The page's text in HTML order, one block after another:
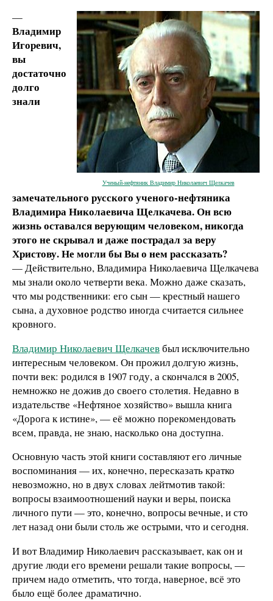
Ученый-нефтяник Владимир Николаевич Щелкачев
—
Владимир
Игоревич,
вы
достаточно
долго
знали
замечательного русского ученого-нефтяника
Владимира Николаевича Щелкачева. Он всю
жизнь оставался верующим человеком, никогда
этого не скрывал и даже пострадал за веру
Христову. Не могли бы Вы о нем рассказать?
— Действительно, Владимира Николаевича Щелкачева
мы знали около четверти века. Можно даже сказать,
что мы родственники: его сын — крестный нашего
сына, а духовное родство иногда считается сильнее
кровного.
Владимир Николаевич Щелкачевбыл исключительно
интересным человеком. Он прожил долгую жизнь,
почти век: родился в 1907 году, а скончался в 2005,
немножко не дожив до своего столетия. Недавно в
издательстве «Нефтяное хозяйство» вышла книга
«Дорога к истине», — её можно порекомендовать
всем, правда, не знаю, насколько она доступна.
Основную часть этой книги составляют его личные
воспоминания — их, конечно, пересказать кратко
невозможно, но в двух словах лейтмотив такой:
вопросы взаимоотношений науки и веры, поиска
личного пути — это, конечно, вопросы вечные, и сто
лет назад они были столь же острыми, что и сегодня.
И вот Владимир Николаевич рассказывает, как он и
другие люди его времени решали такие вопросы, —
причем надо отметить, что тогда, наверное, всё это
было ещё более драматично.